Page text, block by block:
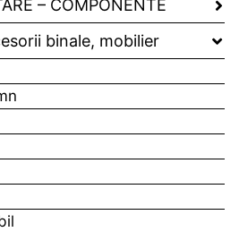
– COMPONENTE
binale, mobilier